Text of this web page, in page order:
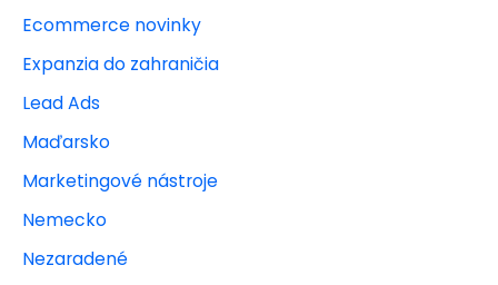
Ecommerce novinky
Expanzia do zahraničia
Lead Ads
Maďarsko
Marketingové nástroje
Nemecko
Nezaradené